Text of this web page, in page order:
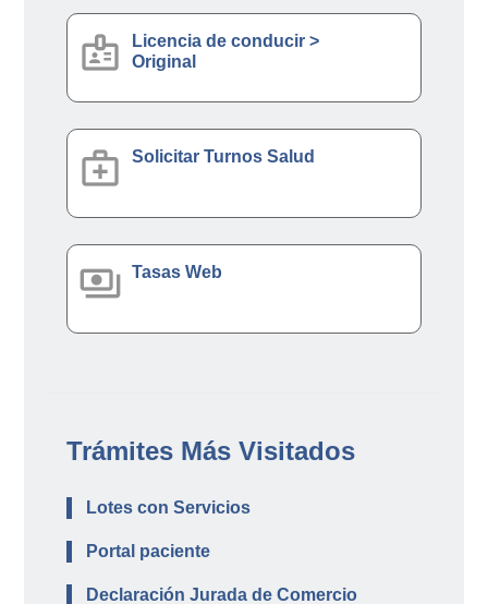
badge
Licencia de conducir >
Original
medical_services Solicitar Turnos Salud
payments Tasas Web
Trámites Más Visitados
Lotes con Servicios
Portal paciente
Declaración Jurada de Comercio